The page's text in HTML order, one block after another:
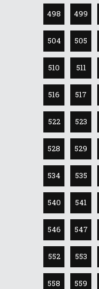
498 499
504 505
510 511
516 517
522 523
528 529
534 535
540 541
546 547
552 553
558 559